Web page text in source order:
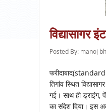
Posted By: manoj
तिगांव स्थित
गई। साथ ही ड्राइंग,
का संदेश दिया। इस